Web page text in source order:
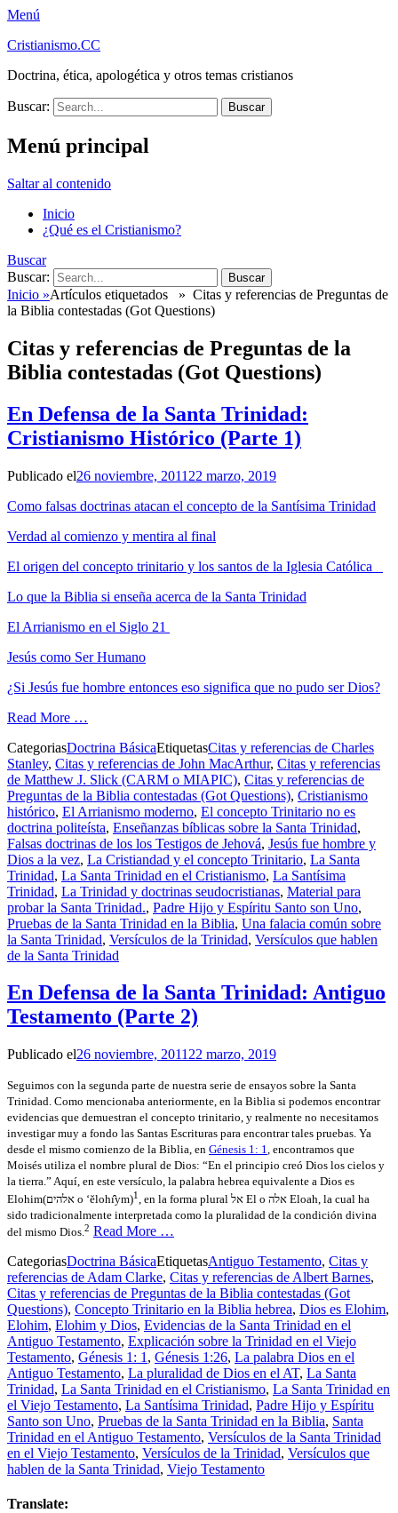
Menú
Cristianismo.CC
Doctrina, ética, apologética y otros temas cristianos
Buscar:
Menú principal
Saltar al contenido
Inicio
¿Qué es el Cristianismo?
Buscar
Buscar:
Inicio »Artículos etiquetados » Citas y referencias de Preguntas de
la Biblia contestadas (Got Questions)
Citas y referencias de Preguntas de la
Biblia contestadas (Got Questions)
En Defensa de la Santa Trinidad:
Cristianismo Histórico (Parte 1)
Publicado el26 noviembre, 2011 22 marzo, 2019
Como falsas doctrinas atacan el concepto de la Santísima Trinidad
Verdad al comienzo y mentira al final
El origen del concepto trinitario y los santos de la Iglesia Católica
Lo que la Biblia si enseña acerca de la Santa Trinidad
El Arrianismo en el Siglo 21
Jesús como Ser Humano
¿Si Jesús fue hombre entonces eso significa que no pudo ser Dios?
Read More …
CategoriasDoctrina BásicaEtiquetasCitas y referencias de Charles
Stanley, Citas y referencias de John MacArthur, Citas y referencias
de Matthew J. Slick (CARM o MIAPIC), Citas y referencias de
Preguntas de la Biblia contestadas (Got Questions), Cristianismo
histórico, El Arrianismo moderno, El concepto Trinitario no es
doctrina politeísta, Enseñanzas bíblicas sobre la Santa Trinidad,
Falsas doctrinas de los los Testigos de Jehová, Jesús fue hombre y
Dios a la vez, La Cristiandad y el concepto Trinitario, La Santa
Trinidad, La Santa Trinidad en el Cristianismo, La Santísima
Trinidad, La Trinidad y doctrinas seudocristianas, Material para
probar la Santa Trinidad., Padre Hijo y Espíritu Santo son Uno,
Pruebas de la Santa Trinidad en la Biblia, Una falacia común sobre
la Santa Trinidad, Versículos de la Trinidad, Versículos que hablen
de la Santa Trinidad
En Defensa de la Santa Trinidad: Antiguo
Testamento (Parte 2)
Publicado el26 noviembre, 2011 22 marzo, 2019
Seguimos con la segunda parte de nuestra serie de ensayos sobre la Santa
Trinidad. Como mencionaba anteriormente, en la Biblia si podemos encontrar
evidencias que demuestran el concepto trinitario, y realmente no necesitamos
investigar muy a fondo las Santas Escrituras para encontrar tales pruebas. Ya
desde el mismo comienzo de la Biblia, en Génesis 1: 1, encontramos que
Moisés utiliza el nombre plural de Dios: “En el principio creó Dios los cielos y
la tierra.” Aquí, en este versículo, la palabra hebrea equivalente a Dios es
Elohim(אלהים o ‘ĕlohı̂̂ym)1
, en la forma plural אל El o אלה Eloah, la cual ha
sido tradicionalmente interpretada como la pluralidad de la condición divina
del mismo Dios.2 Read More …
CategoriasDoctrina BásicaEtiquetasAntiguo Testamento, Citas y
referencias de Adam Clarke, Citas y referencias de Albert Barnes,
Citas y referencias de Preguntas de la Biblia contestadas (Got
Questions), Concepto Trinitario en la Biblia hebrea, Dios es Elohim,
Elohim, Elohim y Dios, Evidencias de la Santa Trinidad en el
Antiguo Testamento, Explicación sobre la Trinidad en el Viejo
Testamento, Génesis 1: 1 , Génesis 1:26, La palabra Dios en el
Antiguo Testamento, La pluralidad de Dios en el AT, La Santa
Trinidad, La Santa Trinidad en el Cristianismo, La Santa Trinidad en
el Viejo Testamento, La Santísima Trinidad, Padre Hijo y Espíritu
Santo son Uno, Pruebas de la Santa Trinidad en la Biblia, Santa
Trinidad en el Antiguo Testamento, Versículos de la Santa Trinidad
en el Viejo Testamento, Versículos de la Trinidad, Versículos que
hablen de la Santa Trinidad, Viejo Testamento
Translate: